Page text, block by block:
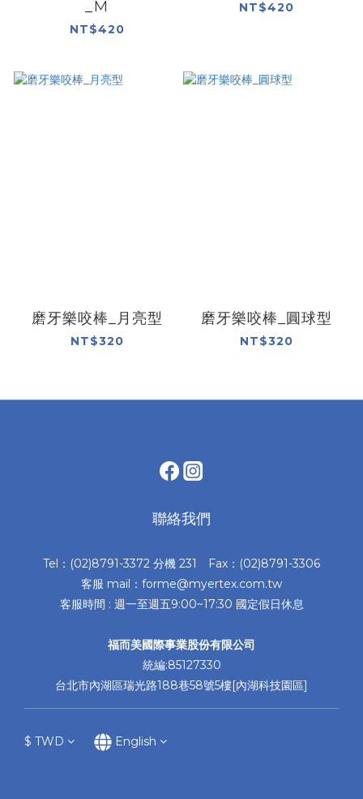
_M
NT$420
NT$420
磨牙樂咬棒_月亮型
NT$320
磨牙樂咬棒_圓球型
NT$320
聯絡我們
Tel：(02)8791-3372 分機 231 Fax：(02)8791-3306
客服 mail：forme@myertex.com.tw
客服時間 : 週一至週五9:00~17:30 國定假日休息
福而美國際事業股份有限公司
統編:85127330
台北市內湖區瑞光路188巷58號5樓[內湖科技園區]
$ TWD English